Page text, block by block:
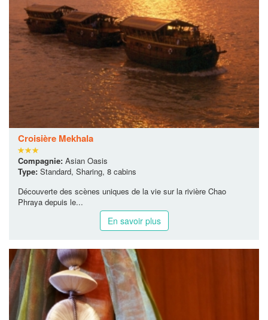
Croisière Mekhala
Compagnie: Asian Oasis
Type: Standard, Sharing, 8 cabins
Découverte des scènes uniques de la vie sur la rivière Chao
Phraya depuis le...
En savoir plus